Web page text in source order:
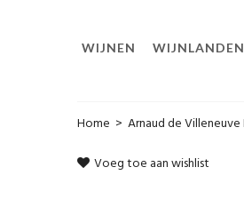
WIJNEN WIJNLANDEN
Home > Arnaud de Villeneuve
Voeg toe aan wishlist